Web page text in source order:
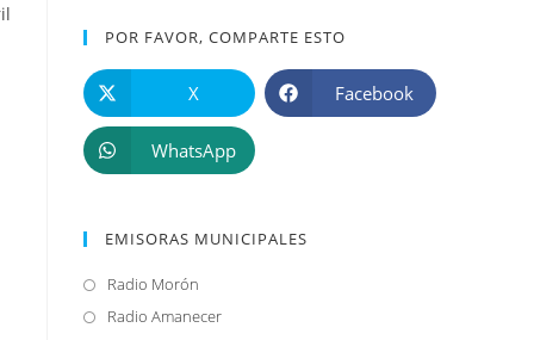
POR FAVOR, COMPARTE ESTO
X Facebook
WhatsApp
EMISORAS MUNICIPALES
Radio Morón
abre
Radio AmanecerSe